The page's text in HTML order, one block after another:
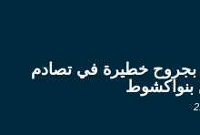
خطيرة في تصادم
بنواكشوط